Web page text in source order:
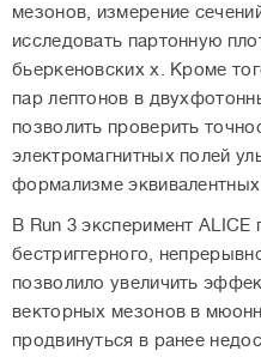
мезонов, измерение
исследовать партонную
бьеркеновских x. Кроме
пар лептонов в
позволить проверить
электромагнитных полей
формализме
В Run 3 эксперимент
бестриггерного,
позволило увеличить
векторных мезонов в
продвинуться в ранее